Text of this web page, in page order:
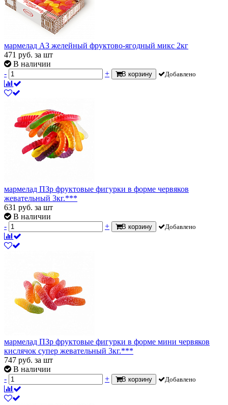
мармелад АЗ желейный фруктово-ягодный микс 2кг
471 руб. за шт
В наличии
-
+ В корзину Добавлено
мармелад ПЗр фруктовые фигурки в форме червяков
жевательный 3кг.***
631 руб. за шт
В наличии
-
+ В корзину Добавлено
мармелад ПЗр фруктовые фигурки в форме мини червяков
кислячок супер жевательный 3кг.***
747 руб. за шт
В наличии
-
+ В корзину Добавлено